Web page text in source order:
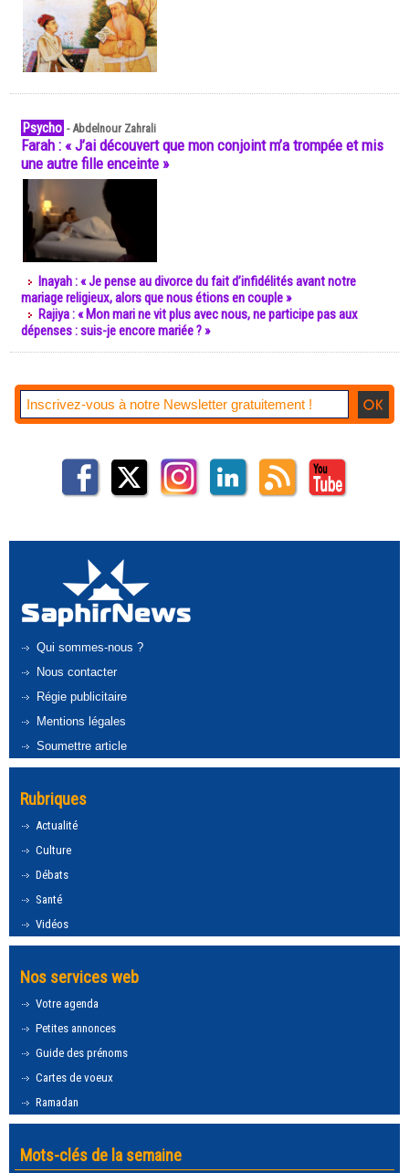
Psycho -Abdelnour Zahrali
Farah : « J’ai découvert que mon conjoint m’a trompée et mis
une autre fille enceinte »
Inayah : « Je pense au divorce du fait d’infidélités avant notre
mariage religieux, alors que nous étions en couple »
Rajiya : « Mon mari ne vit plus avec nous, ne participe pas aux
dépenses : suis-je encore mariée ? »
Qui sommes-nous ?
Nous contacter
Régie publicitaire
Mentions légales
Soumettre article
Rubriques
Actualité
Culture
Débats
Santé
Vidéos
Nos services web
Votre agenda
Petites annonces
Guide des prénoms
Cartes de voeux
Ramadan
Mots-clés de la semaine